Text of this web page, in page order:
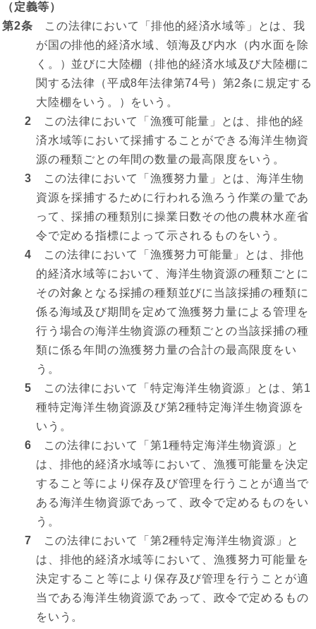
（定義等）
第2条 この法律において「排他的経済水域等」とは、我
が国の排他的経済水域、領海及び内水（内水面を除
く。）並びに大陸棚（排他的経済水域及び大陸棚に
関する法律（平成8年法律第74号）第2条に規定する
大陸棚をいう。）をいう。
2 この法律において「漁獲可能量」とは、排他的経
済水域等において採捕することができる海洋生物資
源の種類ごとの年間の数量の最高限度をいう。
3 この法律において「漁獲努力量」とは、海洋生物
資源を採捕するために行われる漁ろう作業の量であ
って、採捕の種類別に操業日数その他の農林水産省
令で定める指標によって示されるものをいう。
4 この法律において「漁獲努力可能量」とは、排他
的経済水域等において、海洋生物資源の種類ごとに
その対象となる採捕の種類並びに当該採捕の種類に
係る海域及び期間を定めて漁獲努力量による管理を
行う場合の海洋生物資源の種類ごとの当該採捕の種
類に係る年間の漁獲努力量の合計の最高限度をい
う。
5 この法律において「特定海洋生物資源」とは、第1
種特定海洋生物資源及び第2種特定海洋生物資源を
いう。
6 この法律において「第1種特定海洋生物資源」と
は、排他的経済水域等において、漁獲可能量を決定
すること等により保存及び管理を行うことが適当で
ある海洋生物資源であって、政令で定めるものをい
う。
7 この法律において「第2種特定海洋生物資源」と
は、排他的経済水域等において、漁獲努力可能量を
決定すること等により保存及び管理を行うことが適
当である海洋生物資源であって、政令で定めるもの
をいう。